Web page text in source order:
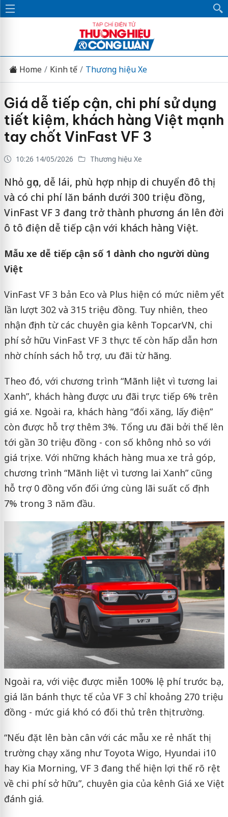
Home Kinh tế Thương hiệu Xe
Giá dễ tiếp cận, chi phí sử dụng
tiết kiệm, khách hàng Việt mạnh
tay chốt VinFast VF 3
10:26 14/05/2026 Thương hiệu Xe
Nhỏ gọn, dễ lái, phù hợp nhịp di chuyển đô thị
và có chi phí lăn bánh dưới 300 triệu đồng,
VinFast VF 3 đang trở thành phương án lên đời
ô tô điện dễ tiếp cận với khách hàng Việt.
Mẫu xe dễ tiếp cận số 1 dành cho người dùng
Việt
VinFast VF 3 bản Eco và Plus hiện có mức niêm yết
lần lượt 302 và 315 triệu đồng. Tuy nhiên, theo
nhận định từ các chuyên gia kênh TopcarVN, chi
phí sở hữu VinFast VF 3 thực tế còn hấp dẫn hơn
nhờ chính sách hỗ trợ, ưu đãi từ hãng.
Theo đó, với chương trình “Mãnh liệt vì tương lai
Xanh”, khách hàng được ưu đãi trực tiếp 6% trên
giá xe. Ngoài ra, khách hàng “đổi xăng, lấy điện”
còn được hỗ trợ thêm 3%. Tổng ưu đãi bởi thế lên
tới gần 30 triệu đồng - con số không nhỏ so với
giá trị xe. Với những khách hàng mua xe trả góp,
chương trình “Mãnh liệt vì tương lai Xanh” cũng
hỗ trợ 0 đồng vốn đối ứng cùng lãi suất cố định
7% trong 3 năm đầu.
Ngoài ra, với việc được miễn 100% lệ phí trước bạ,
giá lăn bánh thực tế của VF 3 chỉ khoảng 270 triệu
đồng - mức giá khó có đối thủ trên thị trường.
“Nếu đặt lên bàn cân với các mẫu xe rẻ nhất thị
trường chạy xăng như Toyota Wigo, Hyundai i10
hay Kia Morning, VF 3 đang thể hiện lợi thế rõ rệt
về chi phí sở hữu”, chuyên gia của kênh Giá xe Việt
đánh giá.